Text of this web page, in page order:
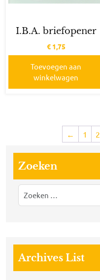
I.B.A. briefopener
€1,75
Toevoegen aan
winkelwagen
← 1 2
Zoeken
Archives List